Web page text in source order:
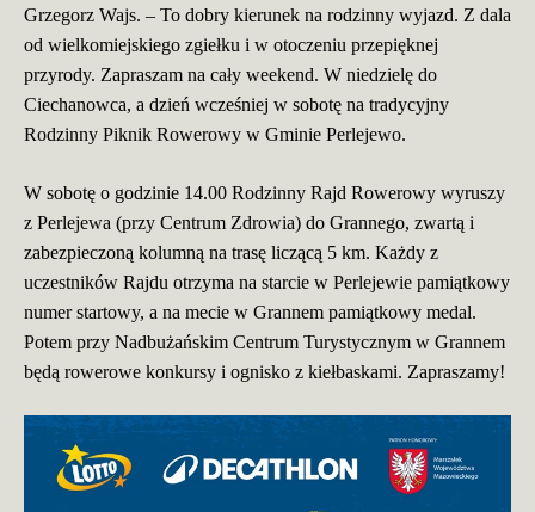
Grzegorz Wajs. – To dobry kierunek na rodzinny wyjazd. Z dala
od wielkomiejskiego zgiełku i w otoczeniu przepięknej
przyrody. Zapraszam na cały weekend. W niedzielę do
Ciechanowca, a dzień wcześniej w sobotę na tradycyjny
Rodzinny Piknik Rowerowy w Gminie Perlejewo.
W sobotę o godzinie 14.00 Rodzinny Rajd Rowerowy wyruszy
z Perlejewa (przy Centrum Zdrowia) do Grannego, zwartą i
zabezpieczoną kolumną na trasę liczącą 5 km. Każdy z
uczestników Rajdu otrzyma na starcie w Perlejewie pamiątkowy
numer startowy, a na mecie w Grannem pamiątkowy medal.
Potem przy Nadbużańskim Centrum Turystycznym w Grannem
będą rowerowe konkursy i ognisko z kiełbaskami. Zapraszamy!